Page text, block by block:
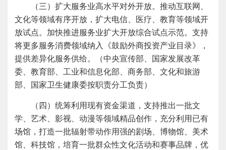
（三）扩大服务业高水平对外开放。推动互联网、
文化等领域有序开放，扩大电信、医疗、教育等领域开
放试点。加快推进服务业扩大开放综合试点示范。支持
将更多服务消费领域纳入《鼓励外商投资产业目录》，
提供差异化服务供给。（中央宣传部、国家发展改革
委、教育部、工业和信息化部、商务部、文化和旅游
部、国家卫生健康委按职责分工负责）
（四）统筹利用现有资金渠道，支持推出一批文
学、艺术、影视、动漫等领域精品创作，充分利用已有
场馆，打造一批辐射带动作用强的剧场、博物馆、美术
馆、科技馆，培育一批群众性文化活动和赛事品牌，优